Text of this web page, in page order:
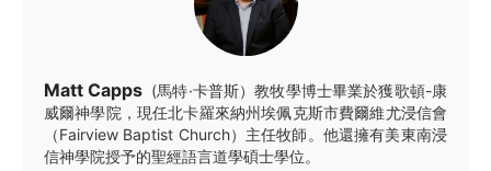
Matt Capps (馬特·卡普斯）教牧學博士畢業於獲歌頓-康
威爾神學院，現任北卡羅來納州埃佩克斯市費爾維尤浸信會
（Fairview Baptist Church）主任牧師。他還擁有美東南浸
信神學院授予的聖經語言道學碩士學位。